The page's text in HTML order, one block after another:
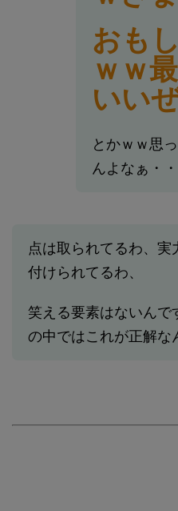
おも
ｗｗ
いい
とかｗｗ思
んよなぁ・・
点は取られてるわ、実
付けられてるわ、
笑える要素はないんで
の中ではこれが正解な